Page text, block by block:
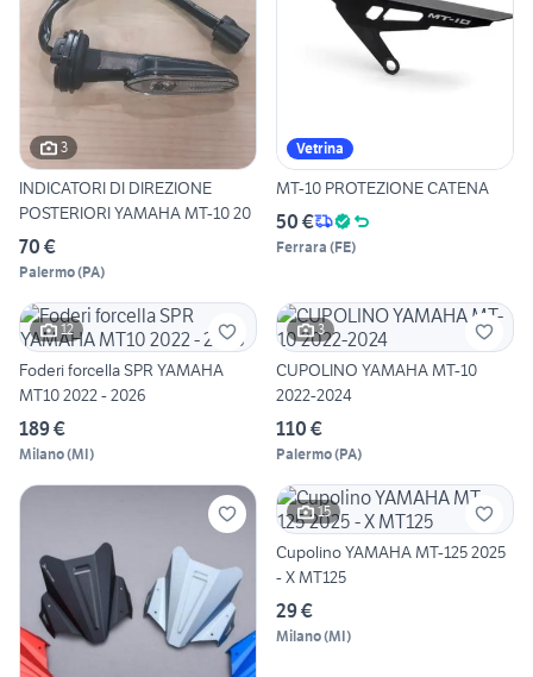
3
INDICATORI DI DIREZIONE
POSTERIORI YAMAHA MT-10 20
70 €
Palermo(PA)
Vetrina
MT-10 PROTEZIONE CATENA
50 €
Ferrara (FE)
12
Foderi forcella SPR YAMAHA
MT10 2022 - 2026
189 €
Milano(MI)
3
CUPOLINO YAMAHA MT-10
2022-2024
110 €
Palermo(PA)
15
Cupolino YAMAHA MT-125 2025
- X MT125
29 €
Milano(MI)